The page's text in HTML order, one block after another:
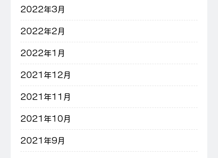
2022年3月
2022年2月
2022年1月
2021年12月
2021年11月
2021年10月
2021年9月